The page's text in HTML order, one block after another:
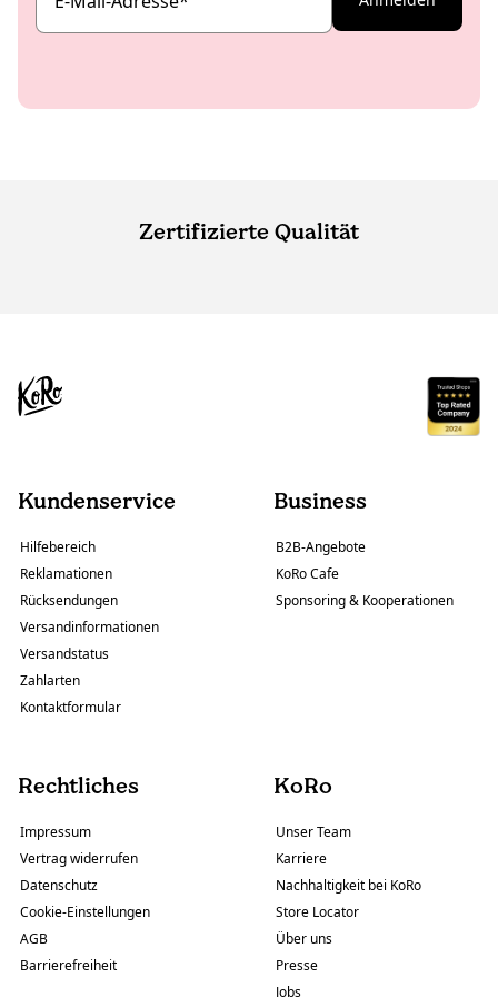
Zertifizierte Qualität
Kundenservice
Hilfebereich
Reklamationen
Rücksendungen
Versandinformationen
Versandstatus
Zahlarten
Kontaktformular
Business
B2B-Angebote
KoRo Cafe
Sponsoring & Kooperationen
Rechtliches
Impressum
Vertrag widerrufen
Datenschutz
Cookie-Einstellungen
AGB
Barrierefreiheit
KoRo
Unser Team
Karriere
Nachhaltigkeit bei KoRo
Store Locator
Über uns
Presse
Jobs